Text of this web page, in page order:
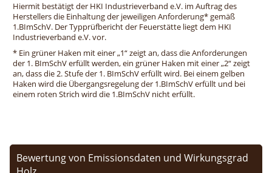
Hiermit bestätigt der HKI Industrieverband e.V. im Auftrag des
Herstellers die Einhaltung der jeweiligen Anforderung* gemäß
1.BImSchV. Der Typprüfbericht der Feuerstätte liegt dem HKI
Industrieverband e.V. vor.
* Ein grüner Haken mit einer „1“ zeigt an, dass die Anforderungen
der 1. BImSchV erfüllt werden, ein grüner Haken mit einer „2“ zeigt
an, dass die 2. Stufe der 1. BImSchV erfüllt wird. Bei einem gelben
Haken wird die Übergangsregelung der 1.BImSchV erfüllt und bei
einem roten Strich wird die 1.BImSchV nicht erfüllt.
Bewertung von Emissionsdaten und Wirkungsgrad